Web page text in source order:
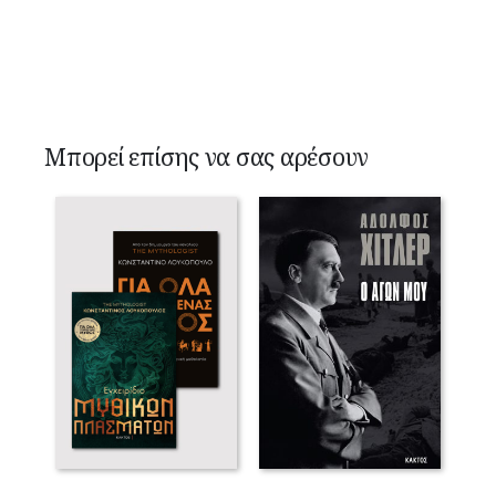
Μπορεί επίσης να σας αρέσουν